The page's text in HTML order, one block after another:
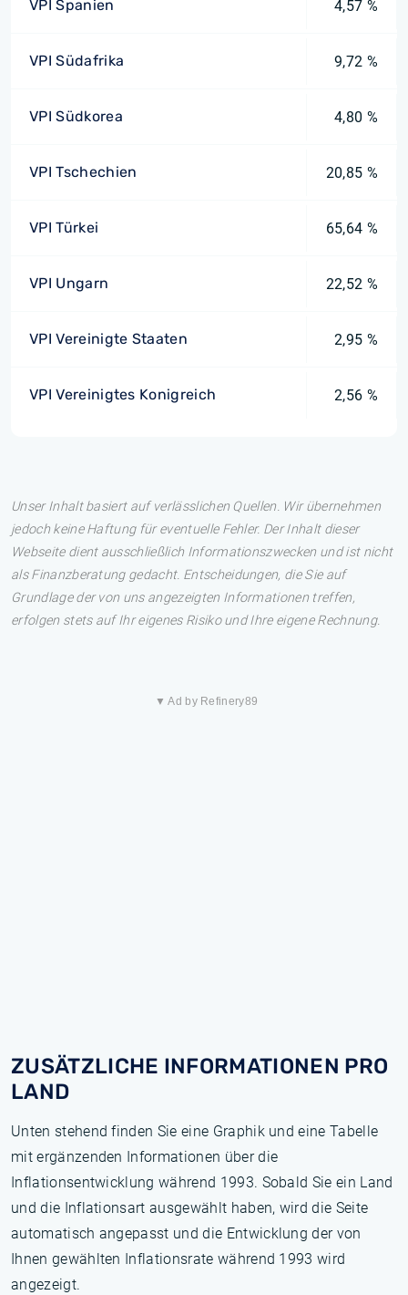
VPI Spanien 4,57 %
VPI Südafrika 9,72 %
VPI Südkorea 4,80 %
VPI Tschechien 20,85 %
VPI Türkei 65,64 %
VPI Ungarn 22,52 %
VPI Vereinigte Staaten 2,95 %
VPI Vereinigtes Konigreich 2,56 %
Unser Inhalt basiert auf verlässlichen Quellen. Wir übernehmen
jedoch keine Haftung für eventuelle Fehler. Der Inhalt dieser
Webseite dient ausschließlich Informationszwecken und ist nicht
als Finanzberatung gedacht. Entscheidungen, die Sie auf
Grundlage der von uns angezeigten Informationen treffen,
erfolgen stets auf Ihr eigenes Risiko und Ihre eigene Rechnung.
▼ Ad by Refinery89
ZUSÄTZLICHE INFORMATIONEN PRO
LAND
Unten stehend finden Sie eine Graphik und eine Tabelle
mit ergänzenden Informationen über die
Inflationsentwicklung während 1993. Sobald Sie ein Land
und die Inflationsart ausgewählt haben, wird die Seite
automatisch angepasst und die Entwicklung der von
Ihnen gewählten Inflationsrate während 1993 wird
angezeigt.